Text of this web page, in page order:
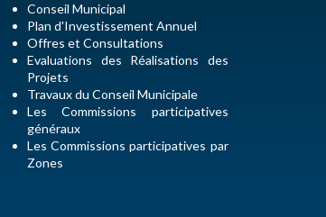
Conseil Municipal
Plan d'Investissement Annuel
Offres et Consultations
Evaluations des Réalisations des
Projets
Travaux du Conseil Municipale
Les Commissions participatives
généraux
Les Commissions participatives par
Zones